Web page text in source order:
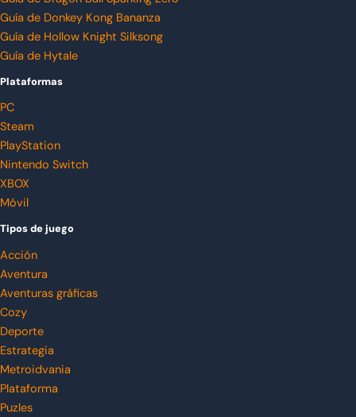
Guía de Donkey Kong Bananza
Guía de Hollow Knight Silksong
Guía de Hytale
Plataformas
PC
Steam
PlayStation
Nintendo Switch
XBOX
Móvil
Tipos de juego
Acción
Aventura
Aventuras gráficas
Cozy
Deporte
Estrategia
Metroidvania
Plataforma
Puzles